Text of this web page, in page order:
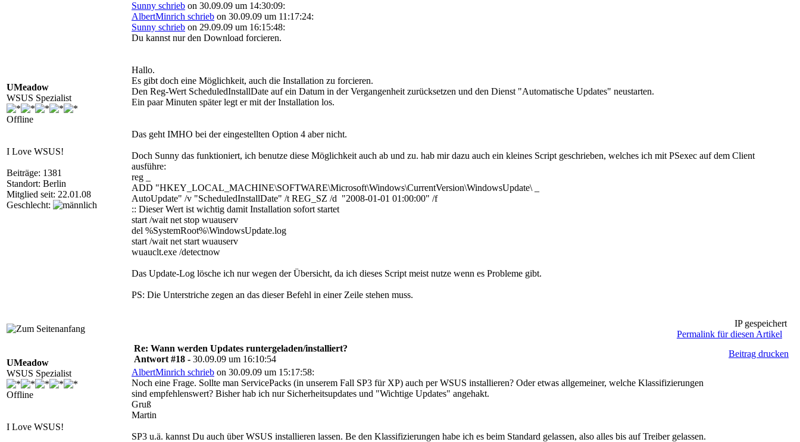
UMeadow
WSUS Spezialist
Offline
I Love WSUS!
Beiträge: 1381
Standort: Berlin
Mitglied seit: 22.01.08
Geschlecht:
Sunny schrieb on 30.09.09 um 14:30:09:
AlbertMinrich schrieb on 30.09.09 um 11:17:24:
Sunny schrieb on 29.09.09 um 16:15:48:
Du kannst nur den Download forcieren.
Hallo.
Es gibt doch eine Möglichkeit, auch die Installation zu forcieren.
Den Reg-Wert ScheduledInstallDate auf ein Datum in der Vergangenheit zurücksetzen und den Dienst "Automatische Updates" neustarten.
Ein paar Minuten später legt er mit der Installation los.
Das geht IMHO bei der eingestellten Option 4 aber nicht.
Doch Sunny das funktioniert, ich benutze diese Möglichkeit auch ab und zu. hab mir dazu auch ein kleines Script geschrieben, welches ich mit PSexec auf dem Client
ausführe:
reg _
ADD "HKEY_LOCAL_MACHINE\SOFTWARE\Microsoft\Windows\CurrentVersion\WindowsUpdate\ _
AutoUpdate" /v "ScheduledInstallDate" /t REG_SZ /d "2008-01-01 01:00:00" /f
:: Dieser Wert ist wichtig damit Installation sofort startet
start /wait net stop wuauserv
del %SystemRoot%\WindowsUpdate.log
start /wait net start wuauserv
wuauclt.exe /detectnow
Das Update-Log lösche ich nur wegen der Übersicht, da ich dieses Script meist nutze wenn es Probleme gibt.
PS: Die Unterstriche zegen an das dieser Befehl in einer Zeile stehen muss.
IP gespeichert
Permalink für diesen Artikel
UMeadow
WSUS Spezialist
Offline
I Love WSUS!
Re: Wann werden Updates runtergeladen/installiert?
Antwort #18 - 30.09.09 um 16:10:54
Beitrag drucken
AlbertMinrich schrieb on 30.09.09 um 15:17:58:
Noch eine Frage. Sollte man ServicePacks (in unserem Fall SP3 für XP) auch per WSUS installieren? Oder etwas allgemeiner, welche Klassifizierungen
sind empfehlenswert? Bisher hab ich nur Sicherheitsupdates und "Wichtige Updates" angehakt.
Gruß
Martin
SP3 u.ä. kannst Du auch über WSUS installieren lassen. Be den Klassifizierungen habe ich es beim Standard gelassen, also alles bis auf Treiber gelassen.